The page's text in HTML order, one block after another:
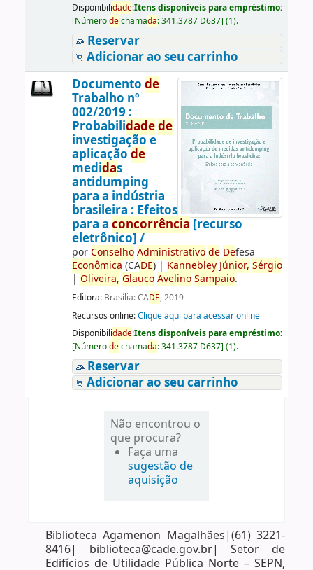
Disponibilidade:Itens disponíveis para empréstimo:
[Númerodechamada:341.3787 D637] (1).
Reservar
Adicionar ao seu carrinho
Documento de
Trabalho nº
002/2019 :
Probabilidadede
investigação e
aplicação de
medidas
antidumping
para a indústria
brasileira : Efeitos
para a concorrência [recurso
eletrônico] /
porConselho Administrativo de Defesa
Econômica (CADE)| Kannebley Júnior, Sérgio
| Oliveira, Glauco Avelino Sampaio.
Editora: Brasília: CADE, 2019
Recursos online:Clique aqui para acessar online
Disponibilidade:Itens disponíveis para empréstimo:
[Númerodechamada:341.3787 D637] (1).
Reservar
Adicionar ao seu carrinho
Não encontrou o
que procura?
Faça uma
sugestão de
aquisição
Biblioteca Agamenon Magalhães|(61) 3221-
8416| biblioteca@cade.gov.br| Setor de
Edifícios de Utilidade Pública Norte – SEPN,